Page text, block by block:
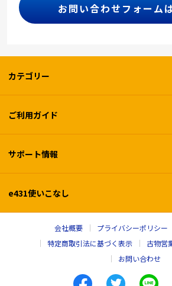
お問い合わせフォーム
カテゴリー
ご利用ガイド
サポート情報
e431使いこなし
会社概要 プライバシーポリシー
特定商取引法に基づく表示
古物営
お問い合わせ